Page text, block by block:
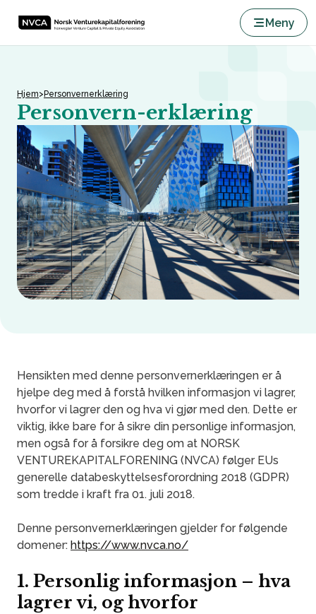
Meny
Hjem> Personvernerklæring
Personvern-erklæring
Hensikten med denne personvernerklæringen er å
hjelpe deg med å forstå hvilken informasjon vi lagrer,
hvorfor vi lagrer den og hva vi gjør med den. Dette er
viktig, ikke bare for å sikre din personlige informasjon,
men også for å forsikre deg om at NORSK
VENTUREKAPITALFORENING (NVCA) følger EUs
generelle databeskyttelsesforordning 2018 (GDPR)
som tredde i kraft fra 01. juli 2018.
Denne personvernerklæringen gjelder for følgende
domener: https://www.nvca.no/
1. Personlig informasjon – hva
lagrer vi, og hvorfor